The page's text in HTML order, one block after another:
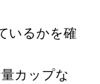
いるかを確
カップな